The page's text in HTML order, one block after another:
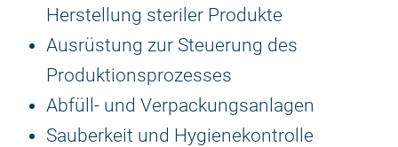
Herstellung steriler Produkte
Ausrüstung zur Steuerung des
Produktionsprozesses
Abfüll- und Verpackungsanlagen
Sauberkeit und Hygienekontrolle